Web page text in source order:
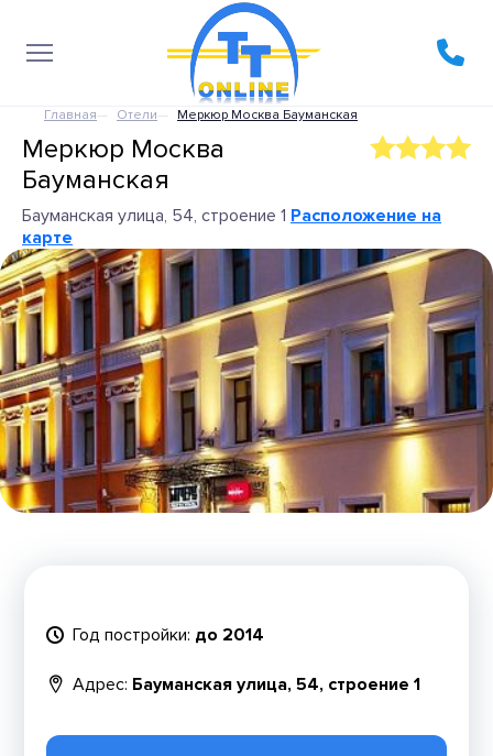
Главная Отели Меркюр Москва Бауманская
Меркюр Москва
Бауманская
Бауманская улица, 54, строение 1 Расположение на
карте
Год постройки: до 2014
Адрес: Бауманская улица, 54, строение 1